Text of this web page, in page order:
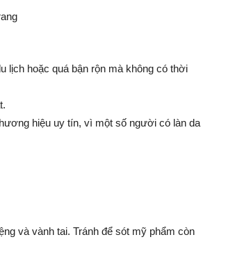
lịch hoặc quá bận rộn mà không có thời
hiệu uy tín, vì một số người có làn da
và vành tai. Tránh để sót mỹ phẩm còn